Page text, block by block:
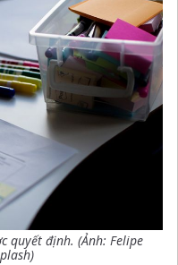
quyết định. (Ảnh: Felipe